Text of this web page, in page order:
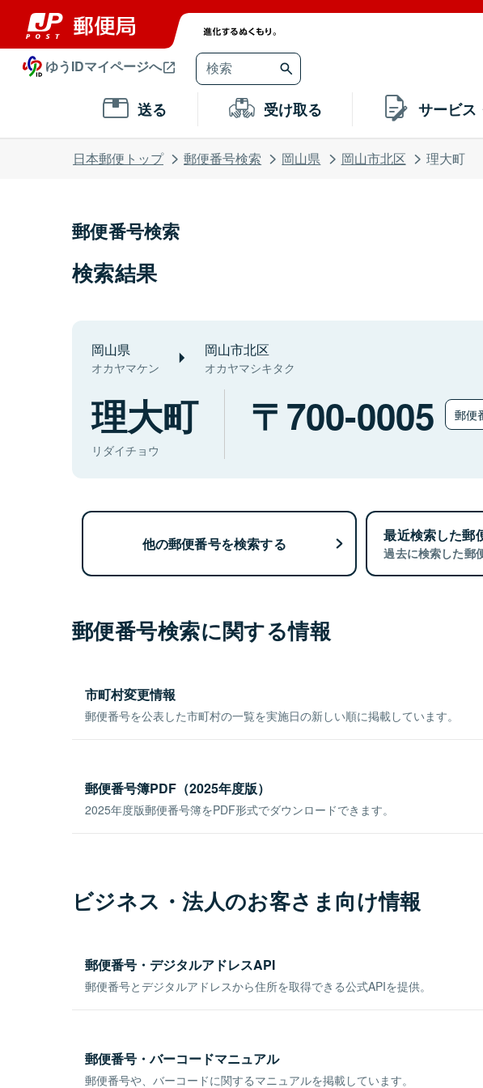
ゆうIDマイページへ
送る 受け取る サービス
日本郵便トップ 郵便番号検索 岡山県 岡山市北区 理大町
郵便番号検索
検索結果
岡山県
オカヤマケン
岡山市北区
オカヤマシキタク
理大町
リダイチョウ
700-0005 郵便
他の郵便番号を検索する 最近検索した郵
過去に検索した郵
郵便番号検索に関する情報
市町村変更情報
郵便番号を公表した市町村の一覧を実施日の新しい順に掲載しています。
郵便番号簿PDF（2025年度版）
2025年度版郵便番号簿をPDF形式でダウンロードできます。
ビジネス・法人のお客さま向け情報
郵便番号・デジタルアドレスAPI
郵便番号とデジタルアドレスから住所を取得できる公式APIを提供。
郵便番号・バーコードマニュアル
郵便番号や、バーコードに関するマニュアルを掲載しています。